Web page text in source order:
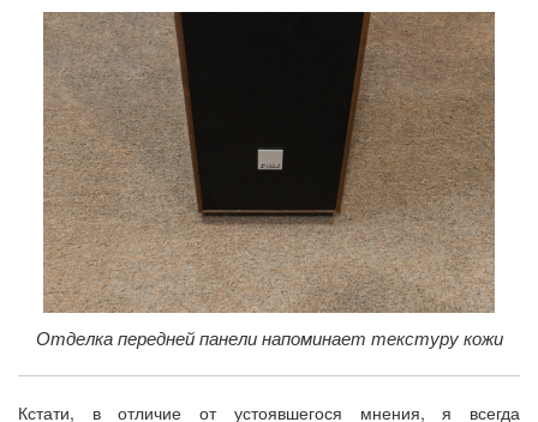
Отделка передней панели напоминает текстуру кожи
Кстати, в отличие от устоявшегося мнения, я всегда